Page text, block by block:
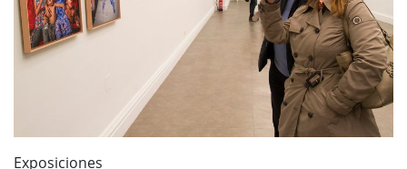
Exposiciones